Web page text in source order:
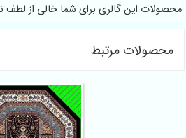
محصولات این گالری برای شما خالی از لطف
محصولات مرتبط